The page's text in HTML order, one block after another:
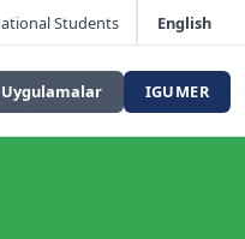
Students English
Uygulamalar IGUMER